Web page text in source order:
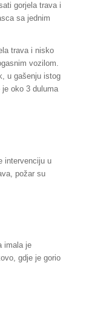
gorjela trava i
sa jednim
trava i nisko
vozilom.
u gašenju istog
oko 3 duluma
intervenciju u
požar su
imala je
gdje je gorio